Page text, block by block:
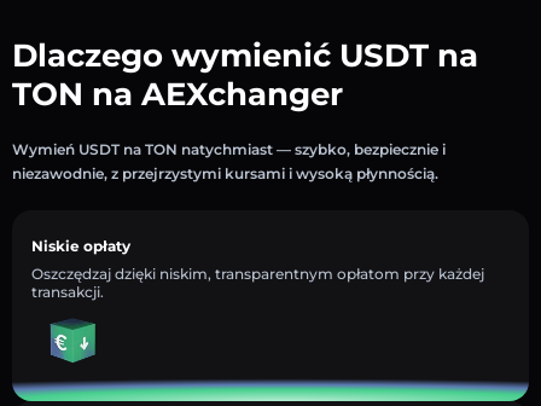
Dlaczego wymienić USDT na
TON na AEXchanger
Wymień USDT na TON natychmiast — szybko, bezpiecznie i
niezawodnie, z przejrzystymi kursami i wysoką płynnością.
Niskie opłaty
Oszczędzaj dzięki niskim, transparentnym opłatom przy każdej
transakcji.